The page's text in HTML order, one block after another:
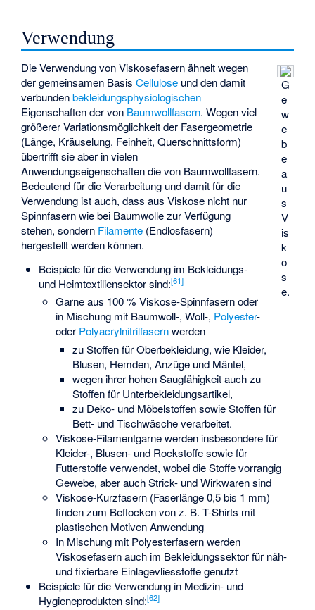
Verwendung
G
e
w
e
b
e
a
u
s
V
is
k
o
s
e.
Die Verwendung von Viskosefasern ähnelt wegen
der gemeinsamen BasisCellulose und den damit
verbundenbekleidungsphysiologischen
Eigenschaften der von Baumwollfasern. Wegen viel
größerer Variationsmöglichkeit der Fasergeometrie
(Länge, Kräuselung, Feinheit, Querschnittsform)
übertrifft sie aber in vielen
Anwendungseigenschaften die von Baumwollfasern.
Bedeutend für die Verarbeitung und damit für die
Verwendung ist auch, dass aus Viskose nicht nur
Spinnfasern wie bei Baumwolle zur Verfügung
stehen, sondern Filamente (Endlosfasern)
hergestellt werden können.
Beispiele für die Verwendung im Bekleidungs-
und Heimtextiliensektor sind:[61]
Garne aus 100 % Viskose-Spinnfasern oder
in Mischung mit Baumwoll-, Woll-, Polyester-
oder Polyacrylnitrilfasernwerden
zu Stoffen für Oberbekleidung, wie Kleider,
Blusen, Hemden, Anzüge und Mäntel,
wegen ihrer hohen Saugfähigkeit auch zu
Stoffen für Unterbekleidungsartikel,
zu Deko- und Möbelstoffen sowie Stoffen für
Bett- und Tischwäsche verarbeitet.
Viskose-Filamentgarne werden insbesondere für
Kleider-, Blusen- und Rockstoffe sowie für
Futterstoffe verwendet, wobei die Stoffe vorrangig
Gewebe, aber auch Strick- und Wirkwaren sind
Viskose-Kurzfasern (Faserlänge 0,5 bis 1 mm)
finden zum Beflockenvon z. B. T-Shirts mit
plastischen Motiven Anwendung
In Mischung mit Polyesterfasern werden
Viskosefasern auch im Bekleidungssektor für näh-
und fixierbare Einlagevliesstoffe genutzt
Beispiele für die Verwendung in Medizin- und
Hygieneprodukten sind:[62]